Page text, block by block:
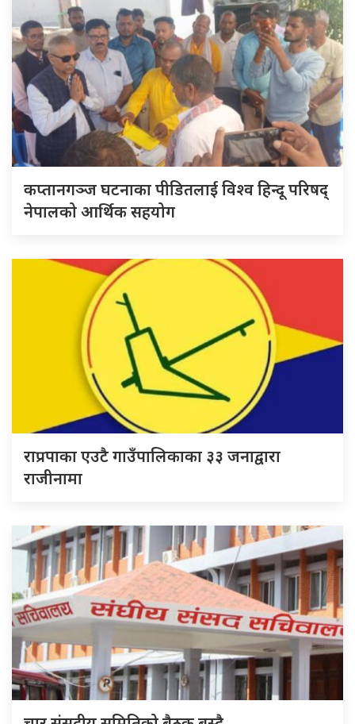
कप्तानगञ्ज घटनाका पीडितलाई विश्व हिन्दू परिषद्
नेपालको आर्थिक सहयोग
राप्रपाका एउटै गाउँपालिकाका ३३ जनाद्वारा
राजीनामा